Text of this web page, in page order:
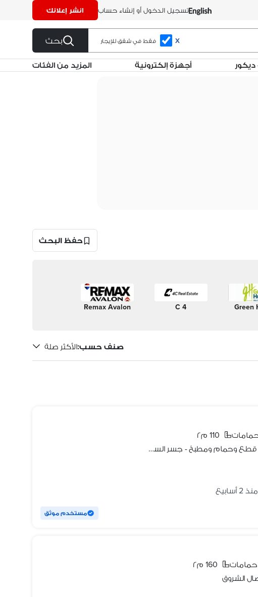
تسجيل الدخول أو إنشاء حساب انشر إعلانك
X فقط في شقق للإيجار بحث
ديكور أجهزة إلكترونية المزيد من الفئات
حفظ البحث
Green
4 C
Remax Avalon
صنف حسب:الأكثر صلة
110 م٢
شقة 110 م2 غرفتين وصالة 3 قطع وحمام ومطبخ - جسر السويس
منذ 2 أسابيع
مستخدم موثق
160 م٢